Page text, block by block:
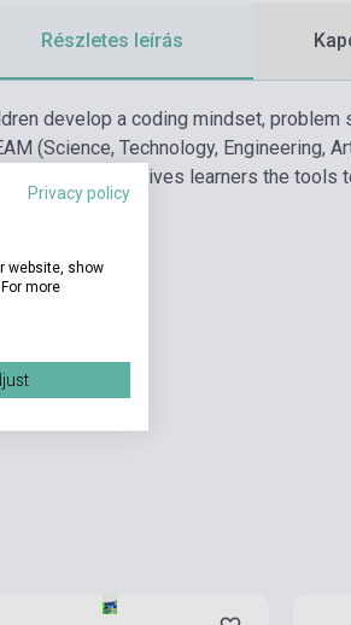
Részletes leírás
develop a coding mindset,
(Science, Technology, Engineering,
language gives learners the
Privacy policy
website, show
more